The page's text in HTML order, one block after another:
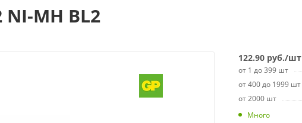
NI-MH BL2
122.90 руб./шт
от 1 до 399 шт
от 400 до 1999 шт
от 2000 шт
Много